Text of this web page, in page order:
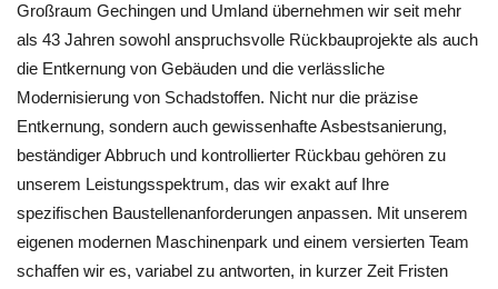
Großraum Gechingen und Umland übernehmen wir seit mehr
als 43 Jahren sowohl anspruchsvolle Rückbauprojekte als auch
die Entkernung von Gebäuden und die verlässliche
Modernisierung von Schadstoffen. Nicht nur die präzise
Entkernung, sondern auch gewissenhafte Asbestsanierung,
beständiger Abbruch und kontrollierter Rückbau gehören zu
unserem Leistungsspektrum, das wir exakt auf Ihre
spezifischen Baustellenanforderungen anpassen. Mit unserem
eigenen modernen Maschinenpark und einem versierten Team
schaffen wir es, variabel zu antworten, in kurzer Zeit Fristen